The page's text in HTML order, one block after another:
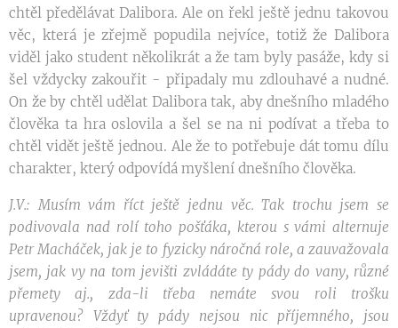
chtěl předělávat Dalibora. Ale on řekl ještě jednu takovou
věc, která je zřejmě popudila nejvíce, totiž že Dalibora
viděl jako student několikrát a že tam byly pasáže, kdy si
šel vždycky zakouřit - připadaly mu zdlouhavé a nudné.
On že by chtěl udělat Dalibora tak, aby dnešního mladého
člověka ta hra oslovila a šel se na ni podívat a třeba to
chtěl vidět ještě jednou. Ale že to potřebuje dát tomu dílu
charakter, který odpovídá myšlení dnešního člověka.
J.V.: Musím vám říct ještě jednu věc. Tak trochu jsem se
podivovala nad rolí toho pošťáka, kterou s vámi alternuje
Petr Macháček, jak je to fyzicky náročná role, a zauvažovala
jsem, jak vy na tom jevišti zvládáte ty pády do vany, různé
přemety aj., zda-li třeba nemáte svou roli trošku
upravenou? Vždyť ty pády nejsou nic příjemného, jsou